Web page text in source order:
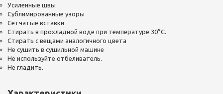
Усиленные швы
Сублимированные узоры
Сетчатые вставки
Стирать в прохладной воде при температуре 30°C.
Стирать с вещами аналогичного цвета
Не сушить в сушильной машине
Не используйте отбеливатель.
Не гладить.